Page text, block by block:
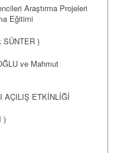
Araştırma Projeleri
Eğitimi
SÜNTER )
ve Mahmut
AÇILIŞ ETKİNLİĞİ
)